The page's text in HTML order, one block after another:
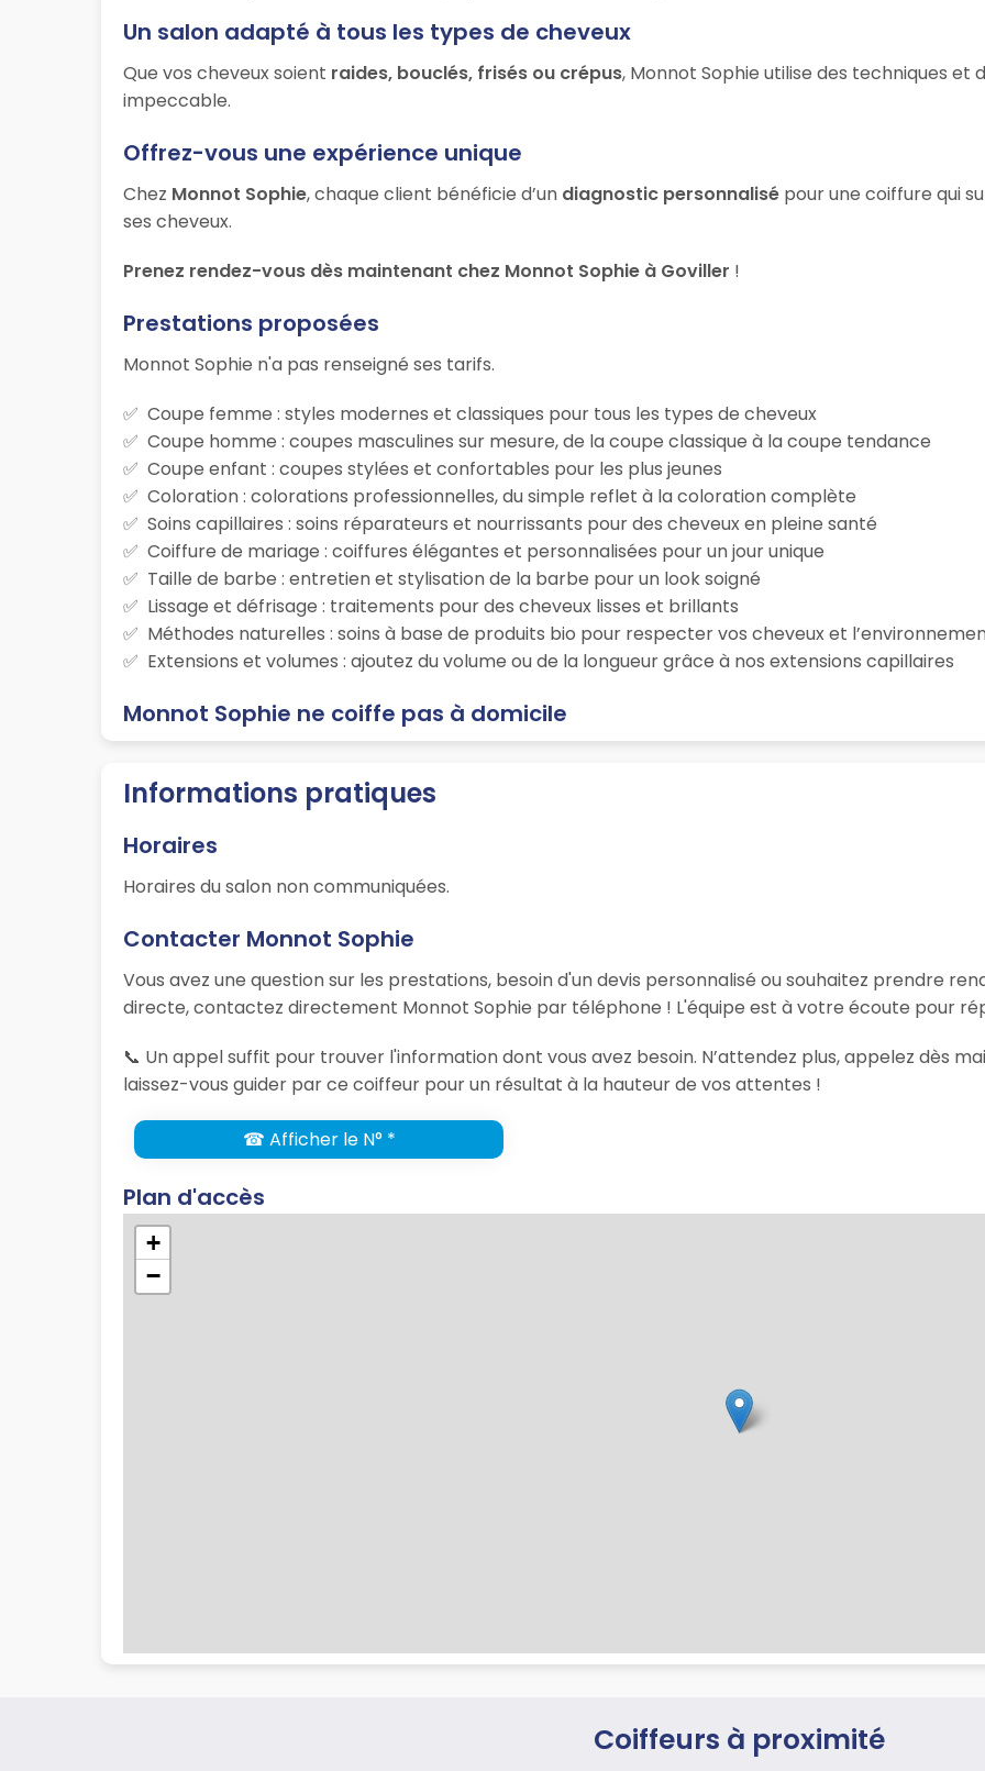
Un salon adapté à tous les types de cheveux
Que vos cheveux soient raides, bouclés, frisés ou crépus, Monnot Sophie utilise des techniques
impeccable.
Offrez-vous une expérience unique
Chez Monnot Sophie, chaque client bénéficie d’un diagnostic personnalisé pour une coiffure qui
ses cheveux.
Prenez rendez-vous dès maintenant chez Monnot Sophie à Goviller !
Prestations proposées
Monnot Sophie n'a pas renseigné ses tarifs.
Coupe femme : styles modernes et classiques pour tous les types de cheveux
Coupe homme : coupes masculines sur mesure, de la coupe classique à la coupe tendance
Coupe enfant : coupes stylées et confortables pour les plus jeunes
Coloration : colorations professionnelles, du simple reflet à la coloration complète
Soins capillaires : soins réparateurs et nourrissants pour des cheveux en pleine santé
Coiffure de mariage : coiffures élégantes et personnalisées pour un jour unique
Taille de barbe : entretien et stylisation de la barbe pour un look soigné
Lissage et défrisage : traitements pour des cheveux lisses et brillants
Méthodes naturelles : soins à base de produits bio pour respecter vos cheveux et
Extensions et volumes : ajoutez du volume ou de la longueur grâce à nos extensions capillaires
Monnot Sophie ne coiffe pas à domicile
Informations pratiques
Horaires
Horaires du salon non communiquées.
Contacter Monnot Sophie
Vous avez une question sur les prestations, besoin d'un devis personnalisé ou souhaitez prendre
directe, contactez directement Monnot Sophie par téléphone ! L'équipe est à votre écoute pour
📞 Un appel suffit pour trouver l'information dont vous avez besoin. N’attendez plus, appelez dès
laissez-vous guider par ce coiffeur pour un résultat à la hauteur de vos attentes !
☎ Afficher le N° *
Plan d'accès
+
−
Coiffeurs à proximité